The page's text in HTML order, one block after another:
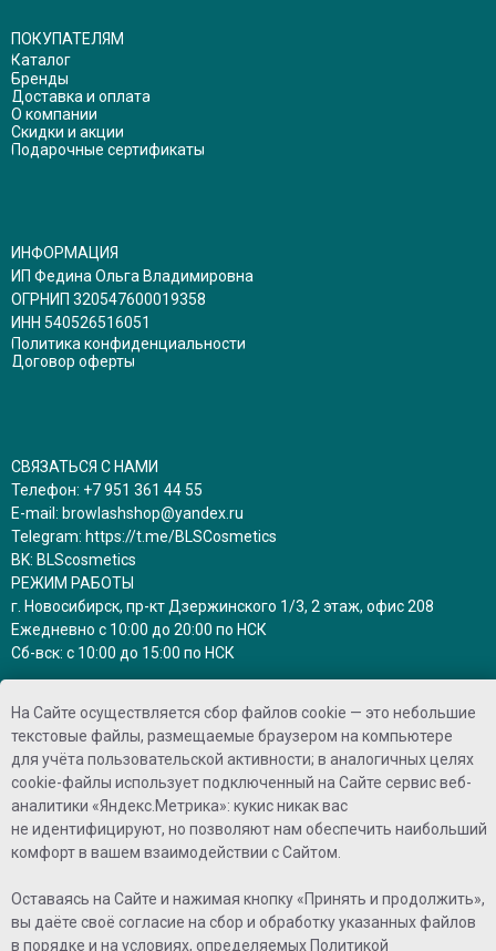
ПОКУПАТЕЛЯМ
Каталог
Бренды
Доставка и оплата
О компании
Скидки и акции
Подарочные сертификаты
ИНФОРМАЦИЯ
ИП Федина Ольга Владимировна
ОГРНИП 320547600019358
ИНН 540526516051
Политика конфиденциальности
Договор оферты
СВЯЗАТЬСЯ С НАМИ
Телефон: +7 951 361 44 55
E-mail: browlashshop@yandex.ru
Telegram: https://t.me/BLSCosmetics
BK: BLScosmetics
РЕЖИМ РАБОТЫ
г. Новосибирск, пр-кт Дзержинского 1/3, 2 этаж, офис 208
Ежедневно с 10:00 до 20:00 по НСК
Сб-вск: с 10:00 до 15:00 по НСК
и обрабатываются в рабочее время
ПРИНИМАЕМ К ОПЛАТЕ
©2025 - Brow Lash shop
На Сайте осуществляется сбор файлов cookie — это небольшие
текстовые файлы, размещаемые браузером на компьютере
для учёта пользовательской активности; в аналогичных целях
cookie-файлы использует подключенный на Сайте сервис веб-
аналитики «Яндекс.Метрика»: кукис никак вас
не идентифицируют, но позволяют нам обеспечить наибольший
комфорт в вашем взаимодействии с Сайтом.
Оставаясь на Сайте и нажимая кнопку «Принять и продолжить»,
вы даёте своё согласие на сбор и обработку указанных файлов
в порядке и на условиях, определяемых Политикой